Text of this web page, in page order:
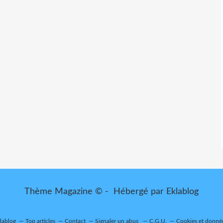
Thème Magazine © - Hébergé par Eklablog
Top articles Contact Signaler un abus C.G.U. Cookies et